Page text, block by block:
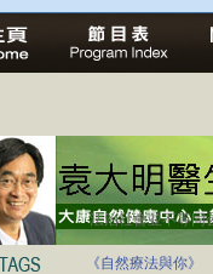
法治社會並不等同
自家教育合法化-
《自然療法與你》